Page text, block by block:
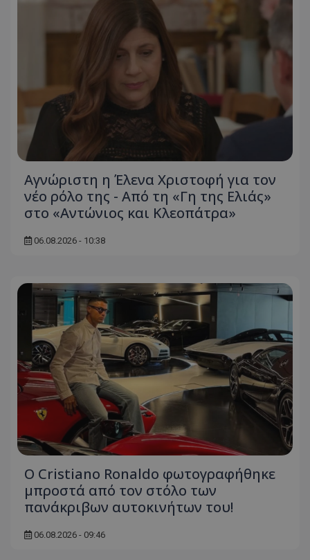
Αγνώριστη η Έλενα Χριστοφή για τον
νέο ρόλο της - Από τη «Γη της Ελιάς»
στο «Αντώνιος και Κλεοπάτρα»
06.08.2026 - 10:38
Ο Cristiano Ronaldo φωτογραφήθηκε
μπροστά από τον στόλο των
πανάκριβων αυτοκινήτων του!
06.08.2026 - 09:46